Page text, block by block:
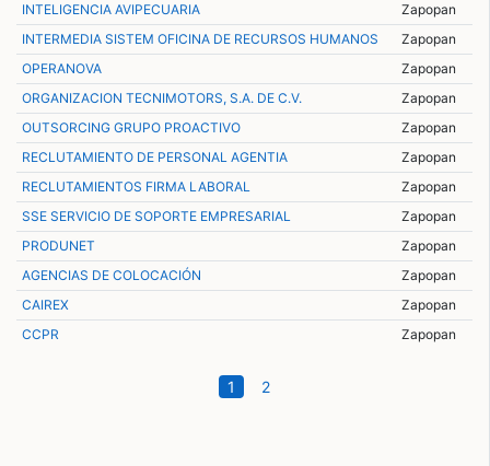
INTELIGENCIA AVIPECUARIA
Zapopan
INTERMEDIA SISTEM OFICINA DE RECURSOS HUMANOS
Zapopan
OPERANOVA
Zapopan
ORGANIZACION TECNIMOTORS, S.A. DE C.V.
Zapopan
OUTSORCING GRUPO PROACTIVO
Zapopan
RECLUTAMIENTO DE PERSONAL AGENTIA
Zapopan
RECLUTAMIENTOS FIRMA LABORAL
Zapopan
SSE SERVICIO DE SOPORTE EMPRESARIAL
Zapopan
PRODUNET
Zapopan
AGENCIAS DE COLOCACIÓN
Zapopan
CAIREX
Zapopan
CCPR
Zapopan
1 (current)
2